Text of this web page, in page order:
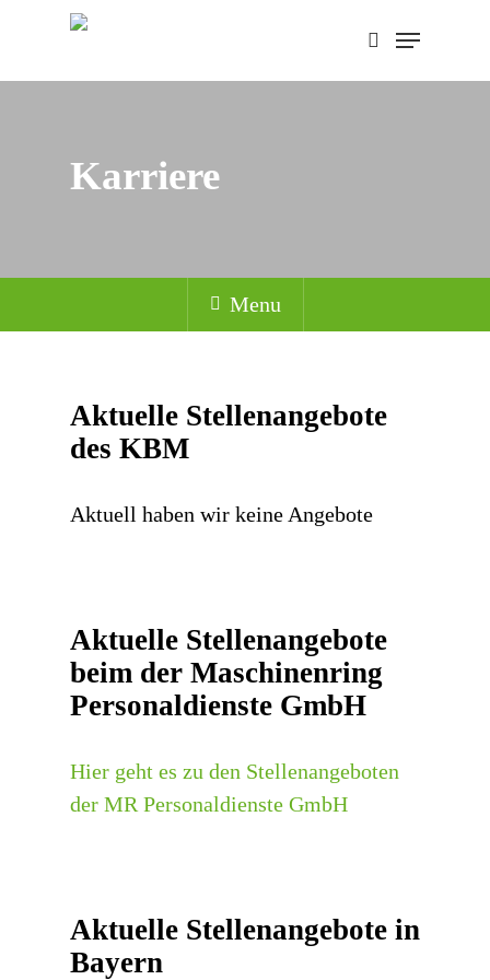
main
search
Menu
Karriere
Menu
Aktuelle Stellenangebote
des KBM
Aktuell haben wir keine Angebote
Aktuelle Stellenangebote
beim der Maschinenring
Personaldienste GmbH
Hier geht es zu den Stellenangeboten
der MR Personaldienste GmbH
Aktuelle Stellenangebote in
Bayern